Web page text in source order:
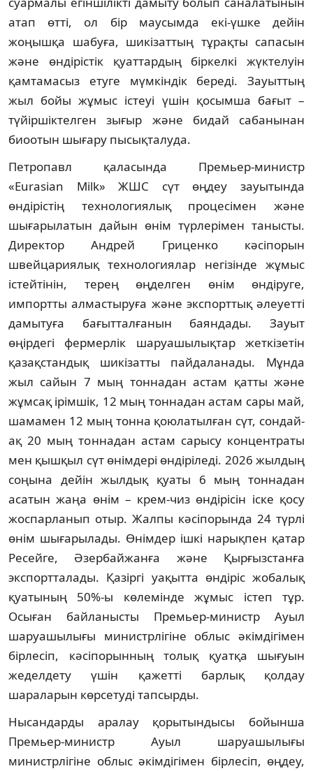
атап өтті, ол бір маусымда екі-үшке дейін
жоңышқа шабуға, шикізаттың тұрақты сапасын
және өндірістік қуаттардың біркелкі жүктелуін
қамтамасыз етуге мүмкіндік береді. Зауыттың
жыл бойы жұмыс істеуі үшін қосымша бағыт –
түйіршіктелген зығыр және бидай сабанынан
биоотын шығару пысықталуда.
Петропавл қаласында Премьер-министр
«Eurasian Milk» ЖШС сүт өңдеу зауытында
өндірістің технологиялық процесімен және
шығарылатын дайын өнім түрлерімен танысты.
Директор Андрей Гриценко кәсіпорын
швейцариялық технологиялар негізінде жұмыс
істейтінін, терең өңделген өнім өндіруге,
импортты алмастыруға және экспорттық әлеуетті
дамытуға бағытталғанын баяндады. Зауыт
өңірдегі фермерлік шаруашылықтар жеткізетін
қазақстандық шикізатты пайдаланады. Мұнда
жыл сайын 7 мың тоннадан астам қатты және
жұмсақ ірімшік, 12 мың тоннадан астам сары май,
шамамен 12 мың тонна қоюлатылған сүт, сондай-
ақ 20 мың тоннадан астам сарысу концентраты
мен қышқыл сүт өнімдері өндіріледі. 2026 жылдың
соңына дейін жылдық қуаты 6 мың тоннадан
асатын жаңа өнім – крем-чиз өндірісін іске қосу
жоспарланып отыр. Жалпы кәсіпорында 24 түрлі
өнім шығарылады. Өнімдер ішкі нарықпен қатар
Ресейге, Әзербайжанға және Қырғызстанға
экспортталады. Қазіргі уақытта өндіріс жобалық
қуатының 50%-ы көлемінде жұмыс істеп тұр.
Осыған байланысты Премьер-министр Ауыл
шаруашылығы министрлігіне облыс әкімдігімен
бірлесіп, кәсіпорынның толық қуатқа шығуын
жеделдету үшін қажетті барлық қолдау
шараларын көрсетуді тапсырды.
Нысандарды аралау қорытындысы бойынша
Премьер-министр Ауыл шаруашылығы
министрлігіне облыс әкімдігімен бірлесіп, өңдеу,